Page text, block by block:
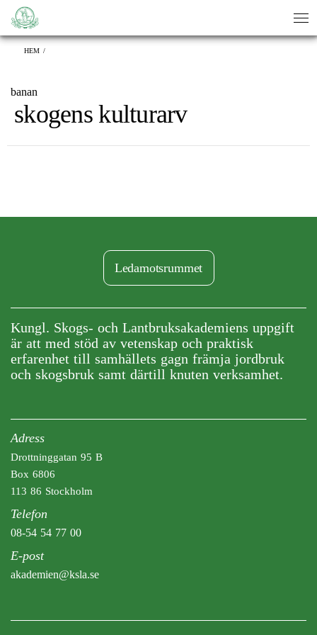
HEM /
banan
skogens kulturarv
Ledamotsrummet
Kungl. Skogs- och Lantbruksakademiens uppgift
är att med stöd av vetenskap och praktisk
erfarenhet till samhällets gagn främja jordbruk
och skogsbruk samt därtill knuten verksamhet.
Adress
Drottninggatan 95 B
Box 6806
113 86 Stockholm
Telefon
08-54 54 77 00
E-post
akademien@ksla.se